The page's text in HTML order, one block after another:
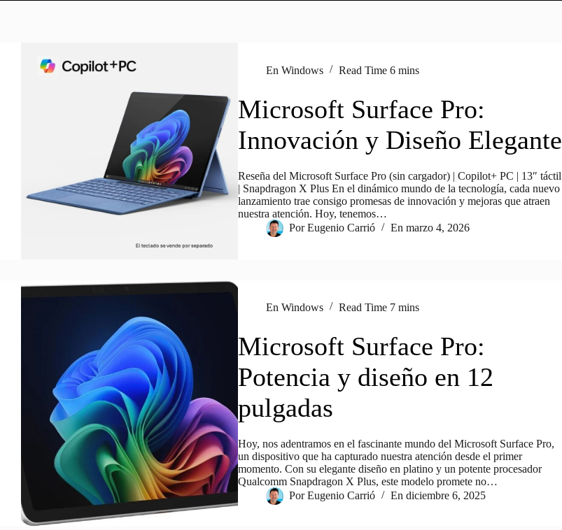
En Windows Read Time 6 mins
Microsoft Surface Pro:
Innovación y Diseño Elegante
Reseña del Microsoft Surface Pro (sin cargador) | Copilot+ PC | 13″ táctil
| Snapdragon X Plus En el dinámico mundo de la tecnología, cada nuevo
lanzamiento trae consigo promesas de innovación y mejoras que atraen
nuestra atención. Hoy, tenemos…
Por Eugenio Carrió En marzo 4, 2026
En Windows Read Time 7 mins
Microsoft Surface Pro:
Potencia y diseño en 12
pulgadas
Hoy, nos adentramos en el fascinante mundo del Microsoft Surface Pro,
un dispositivo que ha capturado nuestra atención desde el primer
momento. Con su elegante diseño en platino y un potente procesador
Qualcomm Snapdragon X Plus, este modelo promete no…
Por Eugenio Carrió En diciembre 6, 2025